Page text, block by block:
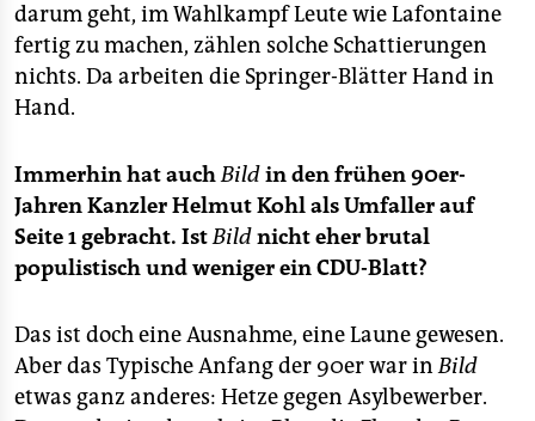
darum geht, im Wahlkampf Leute wie Lafontaine
fertig zu machen, zählen solche Schattierungen
nichts. Da arbeiten die Springer-Blätter Hand in
Hand.
Immerhin hat auchBildin den frühen 90er-
Jahren Kanzler Helmut Kohl als Umfaller auf
Seite 1 gebracht. IstBildnicht eher brutal
populistisch und weniger ein CDU-Blatt?
Das ist doch eine Ausnahme, eine Laune gewesen.
Aber das Typische Anfang der 90er war inBild
etwas ganz anderes: Hetze gegen Asylbewerber.